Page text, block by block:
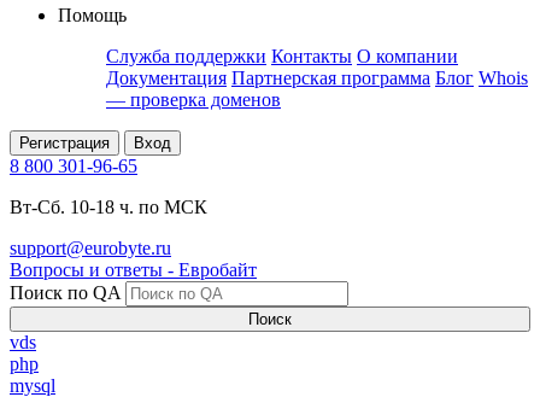
Помощь
Служба поддержки Контакты О компании
Документация Партнерская программа Блог Whois
— проверка доменов
Регистрация Вход
8 800 301-96-65
Вт-Сб. 10-18 ч. по МСК
support@eurobyte.ru
Вопросы и ответы - Евробайт
Поиск по QA
Поиск
vds
php
mysql